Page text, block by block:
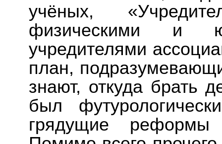
учёных,
физическими и
учредителями
план,
знают, откуда брать
был
грядущие реформы